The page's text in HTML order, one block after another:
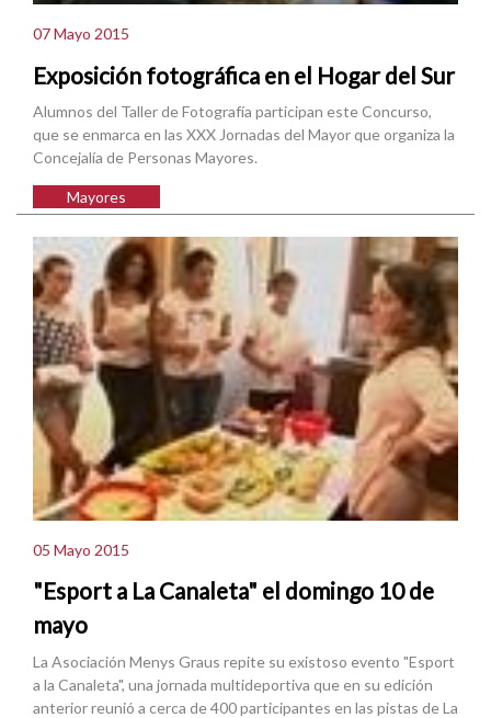
07 Mayo 2015
Exposición fotográfica en el Hogar del Sur
Alumnos del Taller de Fotografía participan este Concurso,
que se enmarca en las XXX Jornadas del Mayor que organiza la
Concejalía de Personas Mayores.
Mayores
05 Mayo 2015
"Esport a La Canaleta" el domingo 10 de
mayo
La Asociación Menys Graus repite su existoso evento "Esport
a la Canaleta", una jornada multideportiva que en su edición
anterior reunió a cerca de 400 participantes en las pistas de La